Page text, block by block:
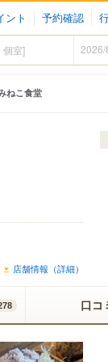
ント 予約確認
ねこ食堂
店舗情報（詳細）
口コ